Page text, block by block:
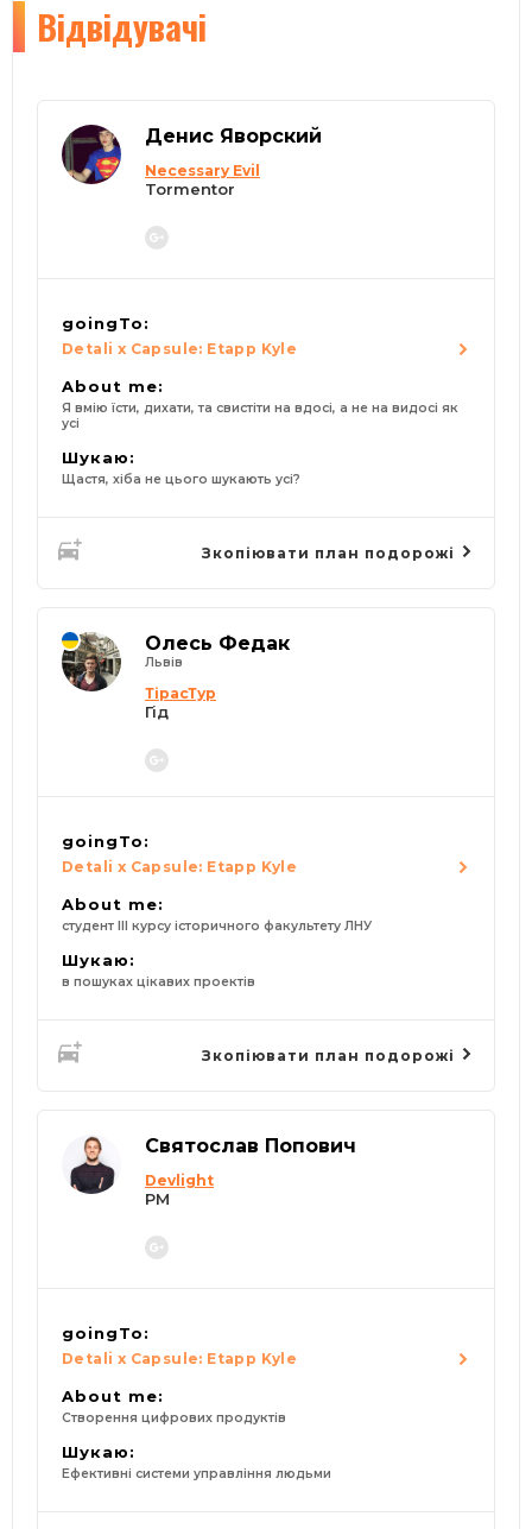
Відвідувачі
Денис Яворский
Necessary Evil
Tormentor
goingTo:
Detali x Capsule: Etapp Kyle
About me:
Я вмію їсти, дихати, та свистіти на вдосі, а не на видосі як
усі
Шукаю:
Щастя, хіба не цього шукають усі?
Зкопіювати план подорожі
Олесь Федак
Львів
ТірасТур
Гід
goingTo:
Detali x Capsule: Etapp Kyle
About me:
студент ІІІ курсу історичного факультету ЛНУ
Шукаю:
в пошуках цікавих проектів
Зкопіювати план подорожі
Святослав Попович
Devlight
PM
goingTo:
Detali x Capsule: Etapp Kyle
About me:
Створення цифрових продуктів
Шукаю:
Ефективні системи управління людьми